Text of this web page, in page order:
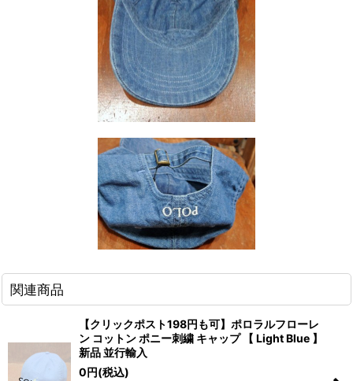
関連商品
【クリックポスト198円も可】ポロラルフローレ
ン コットン ポニー刺繍 キャップ 【 Light Blue 】
新品 並行輸入
0円(税込)